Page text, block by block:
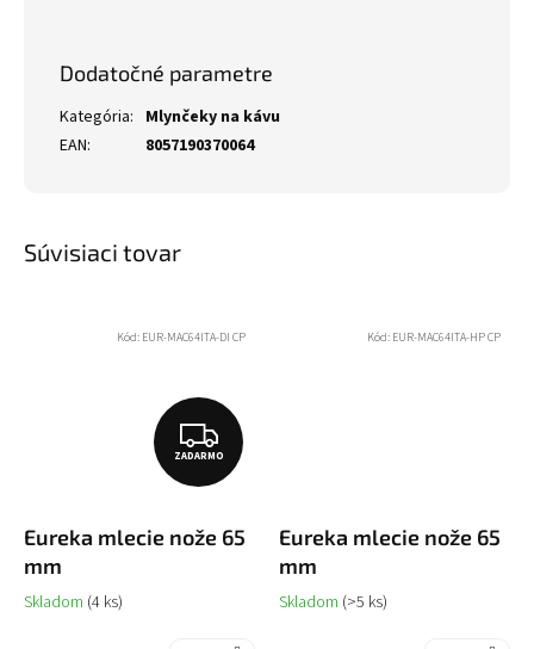
Dodatočné parametre
Kategória: Mlynčeky na kávu
EAN: 8057190370064
Súvisiaci tovar
Z
A
A
ZADARMO
Eureka mlecie nože 65
mm
Skladom (4 ks)
Kód: EUR-MAC64ITA-DI CP
Eureka mlecie nože 65
mm
Skladom (>5 ks)
Kód: EUR-MAC64ITA-HP CP